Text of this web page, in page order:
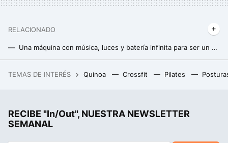
RELACIONADO
Una máquina con música, luces y batería infinita para ser un gran boxeador: el último gadget viral que arrasa en ventas
Hemos estado en el Roig Arena, el estadio que el dueño de Mercadona abrirá en Valencia. Si no tiene más pantallas es porque no le caben
TEMAS DE INTERÉS Quinoa Crossfit Pilates
RECIBE "In/Out", NUESTRA NEWSLETTER
SEMANAL